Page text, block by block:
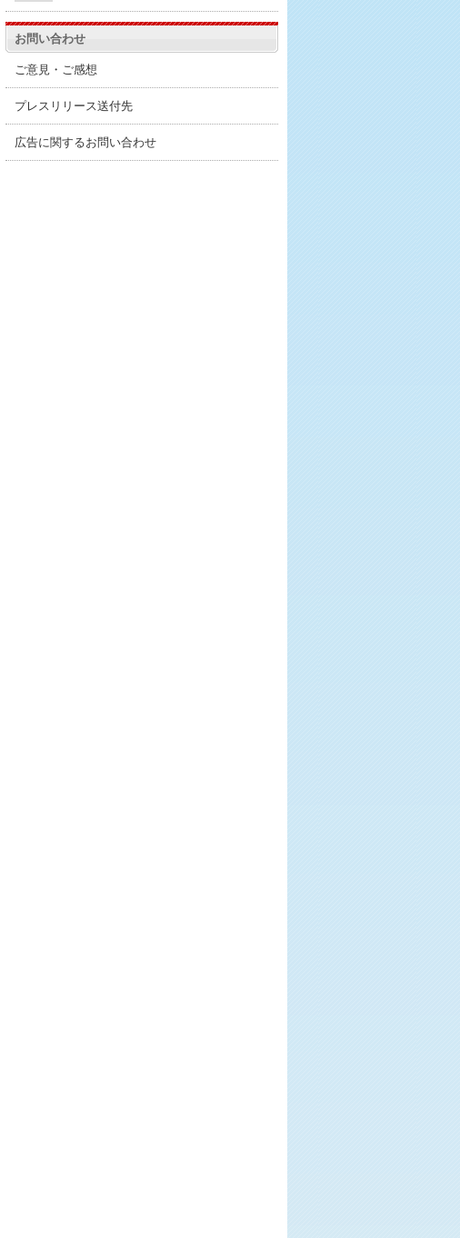
お問い合わせ
ご意見・ご感想
プレスリリース送付先
広告に関するお問い合わせ